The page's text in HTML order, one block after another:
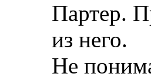
Партер.
из него.
Не